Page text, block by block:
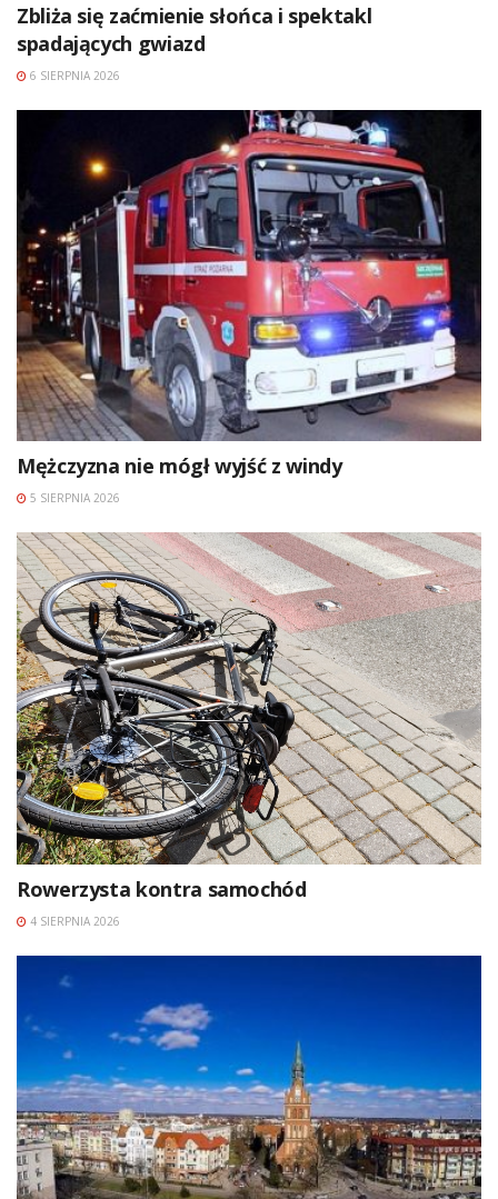
Zbliża się zaćmienie słońca i spektakl
spadających gwiazd
6 SIERPNIA 2026
Mężczyzna nie mógł wyjść z windy
5 SIERPNIA 2026
Rowerzysta kontra samochód
4 SIERPNIA 2026